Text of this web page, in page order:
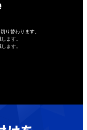
り替わります。
ます。
ます。